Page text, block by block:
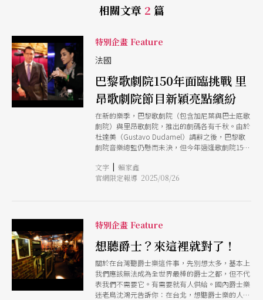
相關文章 2 篇
特別企畫 Feature
法國
巴黎歌劇院150年面臨挑戰 里
昂歌劇院節目新穎亮點繽紛
在新的樂季，巴黎歌劇院（包含加尼葉與巴士底歌
劇院）與里昂歌劇院，推出的劇碼各有千秋。由於
杜達美（Gustavo Dudamel）請辭之後，巴黎歌
劇院音樂總監仍懸而未決，但今年適逢歌劇院150
（Alexander Neef）帶領行政團隊挑起這個重擔，
音樂節目也從活躍的新生代與中生代指揮中挑選。
文字 | 賴家鑫
官網限定報導 2025/08/26
特別企畫 Feature
想聽爵士？來這裡就對了！
關於在台灣聽爵士樂這件事，先別想太多，基本上
我們應該無法成為全世界最棒的爵士之都，但不代
表我們不需要它。有需要就有人供給。國內爵士樂
迷老鳥沈鴻元告訴你：在台北，想聽爵士樂的人可